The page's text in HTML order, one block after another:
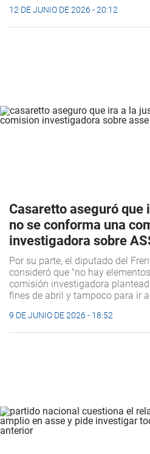
12 DE JUNIO DE 2026 - 20:12
Casaretto aseguró que
no se conforma una
investigadora sobre
Por su parte, el diputado del
consideró que "no hay
comisión investigadora
fines de abril y tampoco para ir
9 DE JUNIO DE 2026 - 18:52